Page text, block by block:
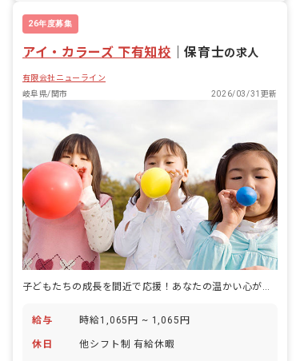
26年度募集
アイ・カラーズ 下有知校 ｜保育士の求人
有限会社ニューライン
岐阜県/関市
2026/03/31更新
給与 時給1,065円 ~ 1,065円
休日 他シフト制 有給休暇